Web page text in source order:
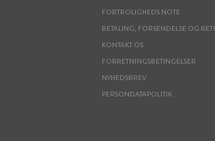
FORTROLIGHEDS NOTE
BETALING, FORSENDELSE OG
KONTAKT OS
FORRETNINGSBETINGELSER
NYHEDSBREV
PERSONDATAPOLITIK